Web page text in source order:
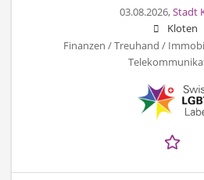
03.08.2026,Stadt
Kloten
Finanzen / Treuhand /